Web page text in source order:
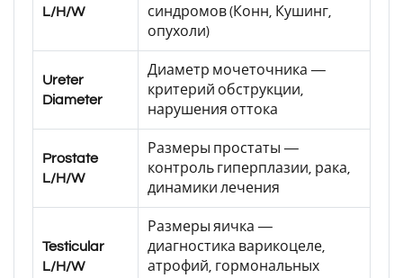
L/H/W
синдромов (Конн, Кушинг,
опухоли)
Ureter
Diameter
Диаметр мочеточника —
критерий обструкции,
нарушения оттока
Prostate
L/H/W
Размеры простаты —
контроль гиперплазии, рака,
динамики лечения
Testicular
L/H/W
Размеры яичка —
диагностика варикоцеле,
атрофий, гормональных